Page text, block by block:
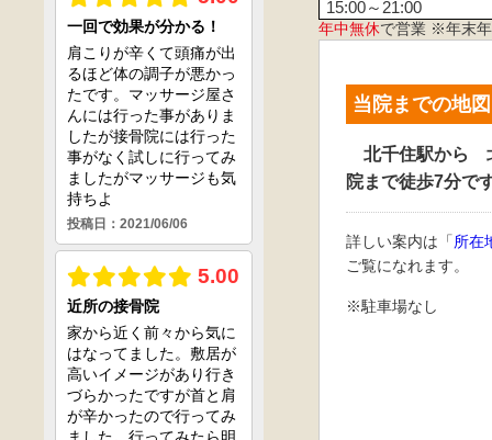
15:00～21:00
年中無休で営業 ※年末
当院までの地図
北千住駅から
院まで徒歩7分で
詳しい案内は「所在
ご覧になれます。
※駐車場なし